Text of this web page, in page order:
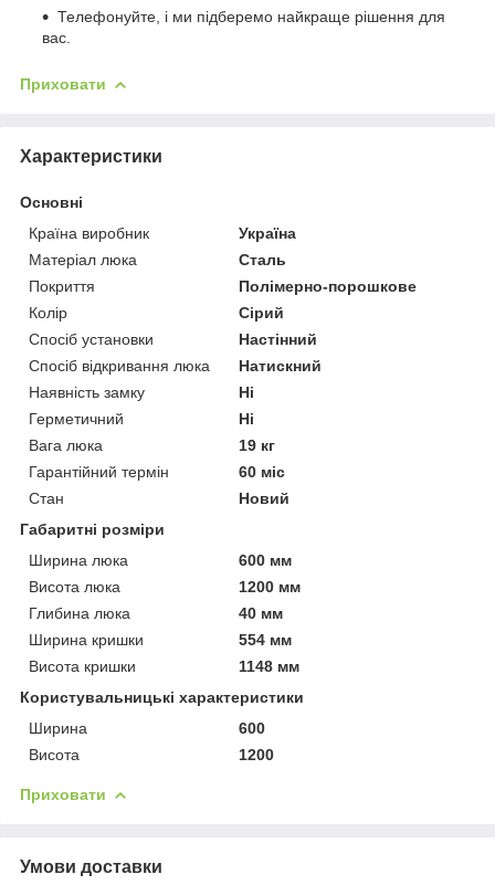
Телефонуйте, і ми підберемо найкраще рішення для
вас.
Приховати
Характеристики
Основні
Країна виробник
Україна
Матеріал люка
Сталь
Покриття
Полімерно-порошкове
Колір
Сірий
Спосіб установки
Настінний
Спосіб відкривання люка
Натискний
Наявність замку
Ні
Герметичний
Ні
Вага люка
19 кг
Гарантійний термін
60 міс
Стан
Новий
Габаритні розміри
Ширина люка
600 мм
Висота люка
1200 мм
Глибина люка
40 мм
Ширина кришки
554 мм
Висота кришки
1148 мм
Користувальницькі характеристики
Ширина
600
Висота
1200
Приховати
Умови доставки